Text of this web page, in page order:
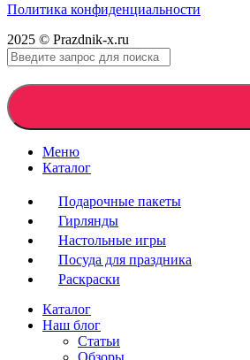
Политика конфиденциальности
2025 © Prazdnik-x.ru
Меню
Каталог
Подарочные пакеты
Гирлянды
Настольные игры
Посуда для праздника
Раскраски
Каталог
Наш блог
Статьи
Обзоры